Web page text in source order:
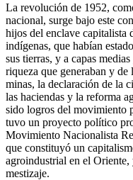
La revolución de 1952,
nacional, surge bajo este
hijos del enclave capitalista
indígenas, que habían
sus tierras, y a capas
riqueza que generaban y
minas, la declaración de la
las haciendas y la reforma
sido logros del movimiento
tuvo un proyecto político
Movimiento Nacionalista
que constituyó un
agroindustrial en el Oriente,
mestizaje.